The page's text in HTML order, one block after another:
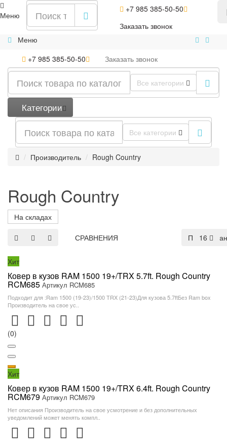
Меню
+7 985 385-50-50
Заказатьзвонок
Меню
+7 985 385-50-50
Заказать звонок
Все категории
Категории
Все категории
Производитель Rough Country
Rough Country
На складах
СРАВНЕНИЯ 16
По
Хит
Ковер в кузов RAM 1500 19+/TRX 5.7ft. Rough Country
RCM685 Артикул RCM685
Подходит для :Ram 1500 (19-23)/1500 TRX (21-23)Для кузова 5.7ftБез Ram box
Производитель на свое ус..
(0)
Хит
Ковер в кузов RAM 1500 19+/TRX 6.4ft. Rough Country
RCM679 Артикул RCM679
Нет описания Производитель на свое усмотрение и без дополнительных
уведомлений может менять компл..